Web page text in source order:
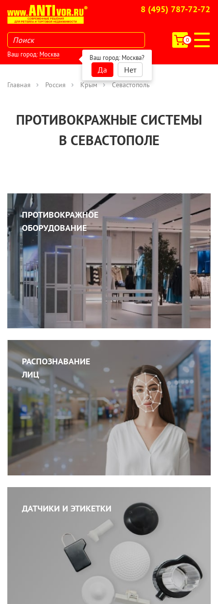
8 (495) 787-72-72
0
Ваш город: Москва Ваш город: Москва?
Да Нет
Главная Россия Крым Севастополь
ПРОТИВОКРАЖНЫЕ СИСТЕМЫ
В СЕВАСТОПОЛЕ
ПРОТИВОКРАЖНОЕ
ОБОРУДОВАНИЕ
РАСПОЗНАВАНИЕ
ЛИЦ
ДАТЧИКИ И ЭТИКЕТКИ